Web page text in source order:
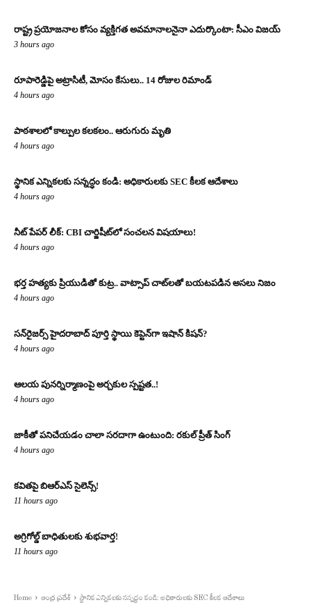
రాష్ట్ర ప్రయోజనాల కోసం వ్యక్తిగత అవమానాలనైనా ఎదుర్కొంటా: సీఎం విజయ్
3 hours ago
రూపారెడ్డిపై అట్రాసిటీ, మోసం కేసులు.. 14 రోజుల రిమాండ్
4 hours ago
పాఠశాలలో కాల్పుల కలకలం.. ఆరుగురు మృతి
4 hours ago
స్థానిక ఎన్నికలకు సన్నద్ధం కండి: అధికారులకు SEC కీలక ఆదేశాలు
4 hours ago
నీట్ పేపర్ లీక్: CBI చార్జిషీట్‌లో సంచలన విషయాలు!
4 hours ago
భర్త హత్యకు ప్రియుడితో కుట్ర.. వాట్సాప్ చాట్‌లతో బయటపడిన అసలు నిజం
4 hours ago
సన్‌రైజర్స్ హైదరాబాద్ పూర్తి స్థాయి కెప్టెన్‌గా ఇషాన్ కిషన్?
4 hours ago
ఆలయ పునర్నిర్మాణంపై అర్చకుల స్పష్టత..!
4 hours ago
జాకీతో పనిచేయడం చాలా సరదాగా ఉంటుంది: రకుల్ ప్రీత్ సింగ్
4 hours ago
కవితపై బిఆర్ఎస్ సైలెన్స్!
11 hours ago
అగ్రిగోల్డ్ బాధితులకు శుభవార్త!
11 hours ago